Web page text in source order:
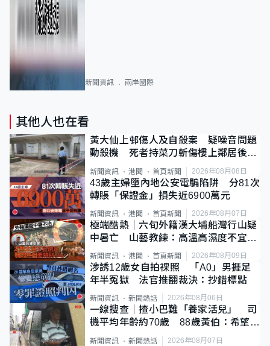
新聞資訊 兩岸國際
其他人也在看
黃大仙上邨傷人及自殺案 疑噪音問題
動殺機 死者持菜刀斬傷樓上鄰居後墮
新聞資訊 港聞 首頁新聞 2026年08月08日
43歲主婦墮內地公安電騙陷阱 分81次
轉賬「保證金」損失近6900萬元
新聞資訊 港聞 首頁新聞 2026年08月07日
極端酷熱｜六旬外籍漢大埔船灣行山疑
中暑亡 山藝教練：高溫高濕度不宜遠
足
新聞資訊 港聞 首頁新聞 2026年08月09日
涉誘12歲女自拍祼照 「A0」男捱足
年半冤獄 法官推翻裁決：抄錯標點
新聞資訊 新聞熱話 2026年08月06日
一線搜查｜揸小巴難「養家活兒」 司
機平均年齡約70歲 88歲黃伯：希望一
直揸落去
新聞資訊 新聞熱話 2026年08月07日